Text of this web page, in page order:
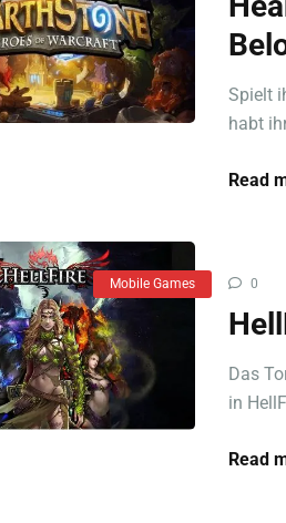
Spielt
habt
Read
Mobile Games 0
Das
in
Read